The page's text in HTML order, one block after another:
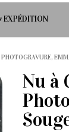
EXPÉDITION
Nu à